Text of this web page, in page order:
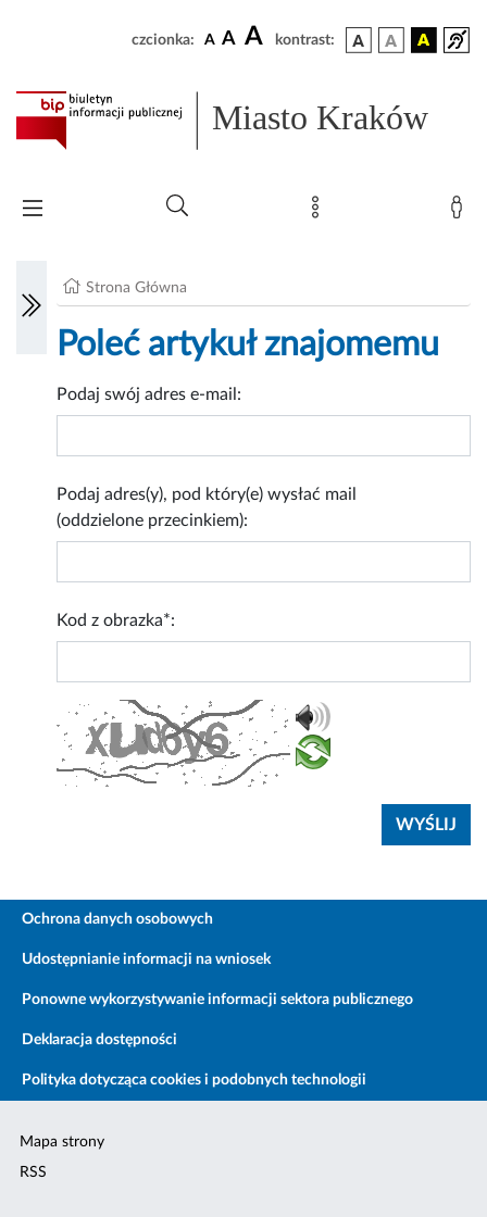
czcionka: A A A kontrast:
Miasto Kraków
Strona Główna
Poleć artykuł znajomemu
Podaj swój adres e-mail:
Podaj adres(y), pod który(e) wysłać mail
(oddzielone przecinkiem):
Kod z obrazka*:
Ochrona danych osobowych
Udostępnianie informacji na wniosek
Ponowne wykorzystywanie informacji sektora publicznego
Deklaracja dostępności
Polityka dotycząca cookies i podobnych technologii
Mapa strony
RSS